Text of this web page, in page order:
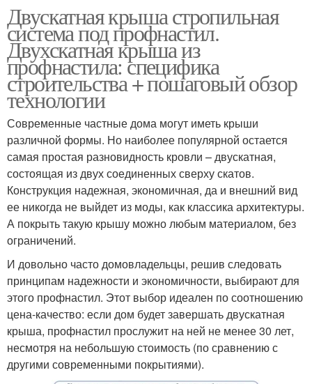
Двускатная крыша стропильная
система под профнастил.
Двухскатная крыша из
профнастила: специфика
строительства + пошаговый обзор
технологии
Современные частные дома могут иметь крыши
различной формы. Но наиболее популярной остается
самая простая разновидность кровли – двускатная,
состоящая из двух соединенных сверху скатов.
Конструкция надежная, экономичная, да и внешний вид
ее никогда не выйдет из моды, как классика архитектуры.
А покрыть такую крышу можно любым материалом, без
ограничений.
И довольно часто домовладельцы, решив следовать
принципам надежности и экономичности, выбирают для
этого профнастил. Этот выбор идеален по соотношению
цена-качество: если дом будет завершать двускатная
крыша, профнастил прослужит на ней не менее 30 лет,
несмотря на небольшую стоимость (по сравнению с
другими современными покрытиями).